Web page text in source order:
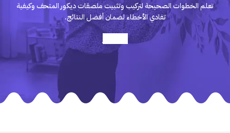
تعلم الخطوات الصحيحة لتركيب وتثبيت ملصقات ديكور المتحف وكيفية
تفادي الأخطاء لضمان أفضل النتائج.